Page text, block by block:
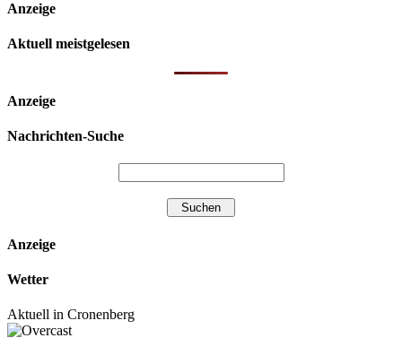
Anzeige
Aktuell meistgelesen
Anzeige
Nachrichten-Suche
Anzeige
Wetter
Aktuell in Cronenberg